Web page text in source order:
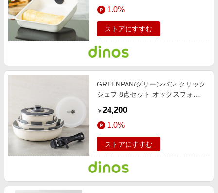
1.0%
ストアにすすむ
GREENPAN/グリーンパン クリック
シェフ 8点セット オックスフォー
￥ 24,200
1.0%
ストアにすすむ